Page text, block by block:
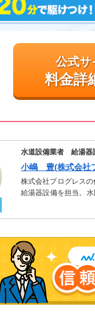
公式サ
料金詳
水道設備業者 給湯器
小嶋 豊(株式会社
株式会社プログレス
給湯器設備を担当。